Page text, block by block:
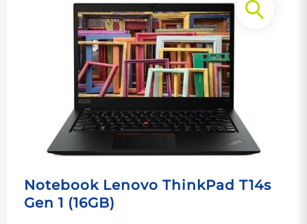
Notebook Lenovo ThinkPad T14s
Gen 1 (16GB)